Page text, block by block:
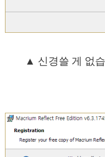
▲ 신경쓸 게 없